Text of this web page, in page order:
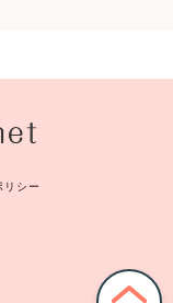
リシー